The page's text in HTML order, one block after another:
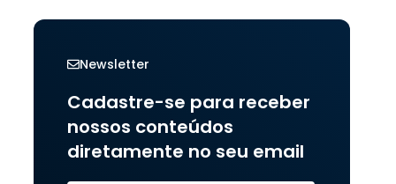
Newsletter
Cadastre-se para receber
nossos conteúdos
diretamente no seu email